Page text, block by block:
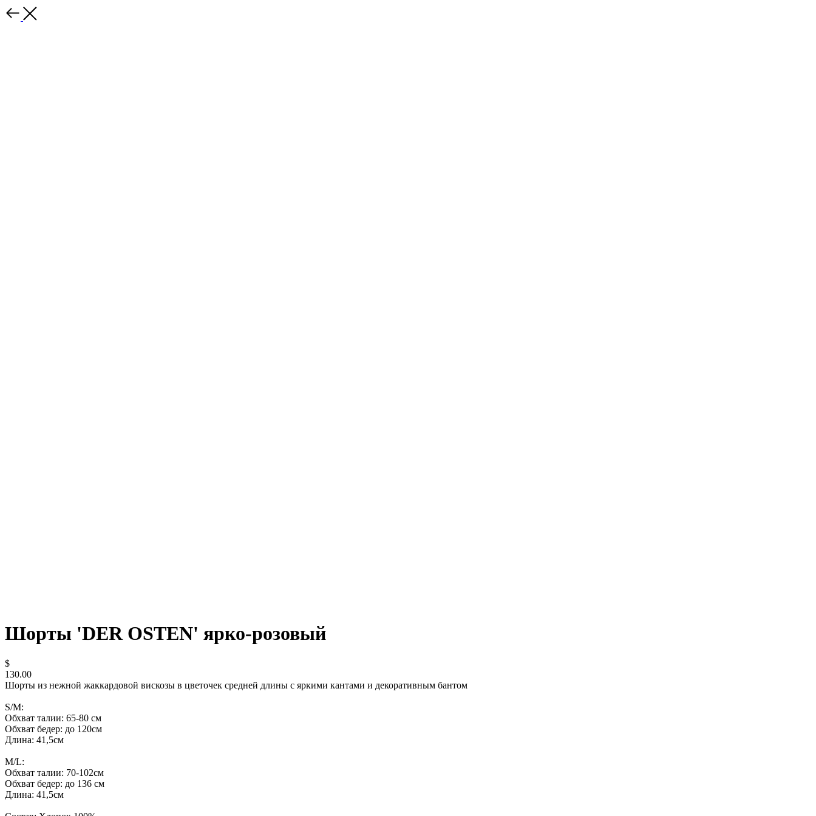
Шорты 'DER OSTEN' ярко-розовый
$
130.00
Шорты из нежной жаккардовой вискозы в цветочек средней длины с яркими кантами и декоративным бантом
S/M:
Обхват талии: 65-80 см
Обхват бедер: до 120см
Длина: 41,5см
M/L:
Обхват талии: 70-102см
Обхват бедер: до 136 см
Длина: 41,5см